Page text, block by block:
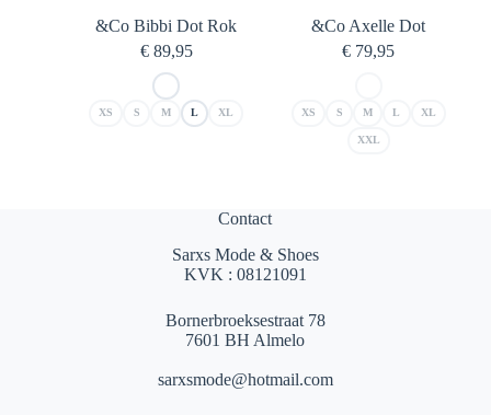
&Co Bibbi Dot Rok
€89,95
XS S M L XL
&Co Axelle Dot
€ 79,95
XS S M L XL
XXL
Contact
Sarxs Mode & Shoes
KVK : 08121091
Bornerbroeksestraat 78
7601 BH Almelo
sarxsmode@hotmail.com